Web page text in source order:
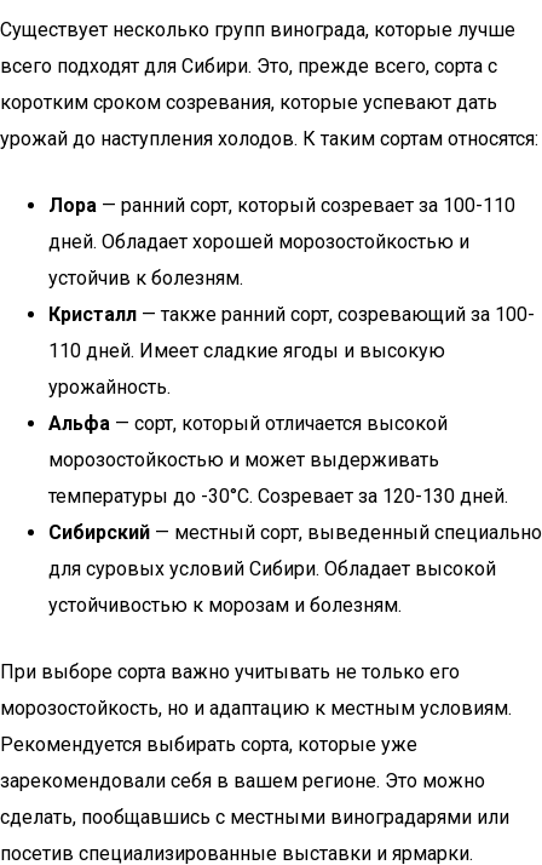
Существует несколько групп винограда, которые лучше
всего подходят для Сибири. Это, прежде всего, сорта с
коротким сроком созревания, которые успевают дать
урожай до наступления холодов. К таким сортам относятся:
Лора — ранний сорт, который созревает за 100-110
дней. Обладает хорошей морозостойкостью и
устойчив к болезням.
Кристалл — также ранний сорт, созревающий за 100-
110 дней. Имеет сладкие ягоды и высокую
урожайность.
Альфа — сорт, который отличается высокой
морозостойкостью и может выдерживать
температуры до -30°C. Созревает за 120-130 дней.
Сибирский — местный сорт, выведенный специально
для суровых условий Сибири. Обладает высокой
устойчивостью к морозам и болезням.
При выборе сорта важно учитывать не только его
морозостойкость, но и адаптацию к местным условиям.
Рекомендуется выбирать сорта, которые уже
зарекомендовали себя в вашем регионе. Это можно
сделать, пообщавшись с местными виноградарями или
посетив специализированные выставки и ярмарки.